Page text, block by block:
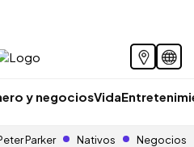
y negociosVida
Parker Nativos Negocios